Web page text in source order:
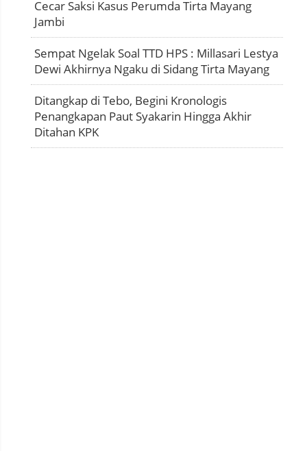
Cecar Saksi Kasus Perumda Tirta Mayang
Jambi
Sempat Ngelak Soal TTD HPS : Millasari Lestya
Dewi Akhirnya Ngaku di Sidang Tirta Mayang
Ditangkap di Tebo, Begini Kronologis
Penangkapan Paut Syakarin Hingga Akhir
Ditahan KPK